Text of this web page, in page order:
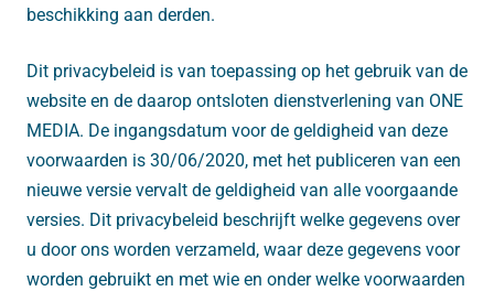
beschikking aan derden.
Dit privacybeleid is van toepassing op het gebruik van de
website en de daarop ontsloten dienstverlening van ONE
MEDIA. De ingangsdatum voor de geldigheid van deze
voorwaarden is 30/06/2020, met het publiceren van een
nieuwe versie vervalt de geldigheid van alle voorgaande
versies. Dit privacybeleid beschrijft welke gegevens over
u door ons worden verzameld, waar deze gegevens voor
worden gebruikt en met wie en onder welke voorwaarden